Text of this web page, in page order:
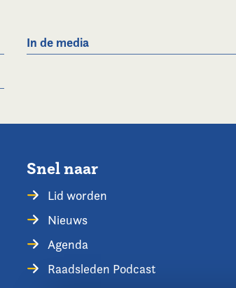
In de media
Snel naar
Lid worden
Nieuws
Agenda
Raadsleden Podcast